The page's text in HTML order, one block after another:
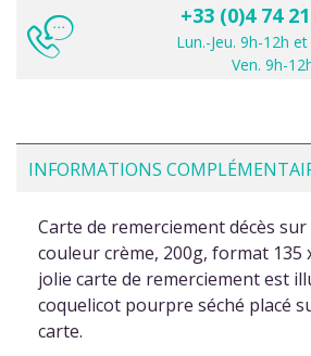
+33 (0)4 74
Lun.-Jeu. 9h-12h
Ven. 9h-
INFORMATIONS
Carte de remerciement décès
couleur crème, 200g, format 135
jolie carte de remerciement est
coquelicot pourpre séché placé
carte.